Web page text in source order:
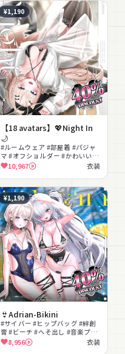
¥1,190
【18 avatars】💖Night In
🌙
#ルームウェア #部屋着 #パジャ
マ #オフショルダー #かわいい #
ナチュラル #日常 #リラックス #
癒し #もこもこ
10,967 衣装
¥1,190
👙Adrian-Bikini
#サイバー #ヒップバッグ #絆創
膏 #ビーチ #へそ出し #音楽プレ
イヤー #モノキニ #ギミック
8,956 衣装